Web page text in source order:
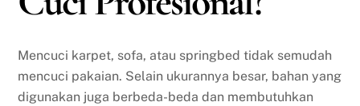
Mencuci karpet, sofa, atau springbed tidak semudah
mencuci pakaian. Selain ukurannya besar, bahan yang
digunakan juga berbeda-beda dan membutuhkan